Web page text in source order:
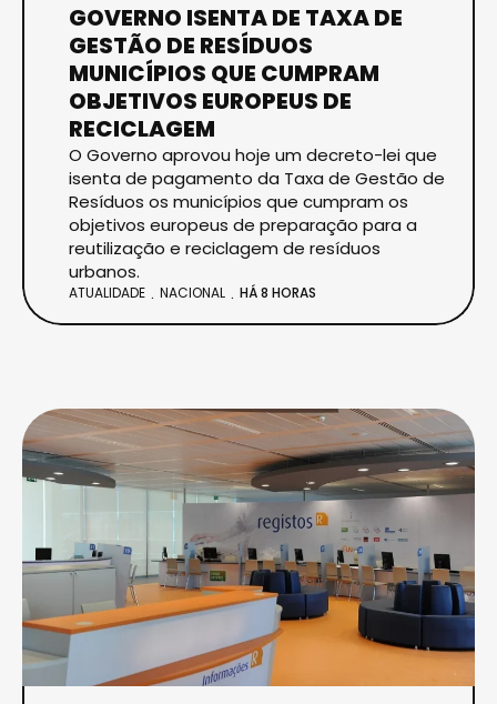
GOVERNO ISENTA DE TAXA DE
GESTÃO DE RESÍDUOS
MUNICÍPIOS QUE CUMPRAM
OBJETIVOS EUROPEUS DE
RECICLAGEM
O Governo aprovou hoje um decreto-lei que
isenta de pagamento da Taxa de Gestão de
Resíduos os municípios que cumpram os
objetivos europeus de preparação para a
reutilização e reciclagem de resíduos
urbanos.
ATUALIDADE NACIONAL HÁ 8 HORAS